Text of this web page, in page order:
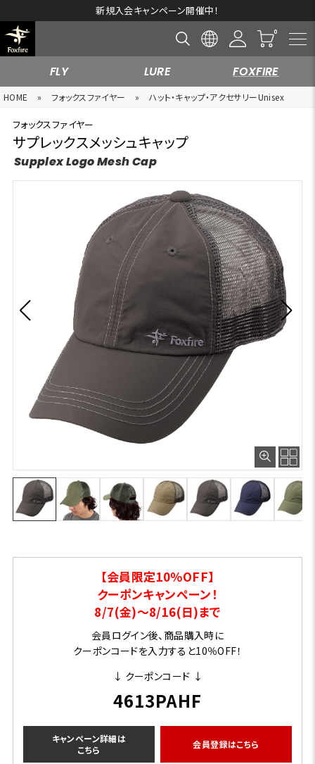
新規入会キャンペーン開催中！
FLY LURE FOXFIRE
HOME » フォックスファイヤー » ハット・キャップ・アクセサリーUnisex
フォックスファイヤー
サプレックスメッシュキャップ
Supplex Logo Mesh Cap
【会員限定10％OFF】
クーポンキャンペーン！
8/7(金)～8/16(日)まで
会員ログイン後、商品購入時に
クーポンコードを入力すると10％OFF！
↓ クーポンコード ↓
4613PAHF
キャンペーン詳細は
こちら
会員登録はこちら